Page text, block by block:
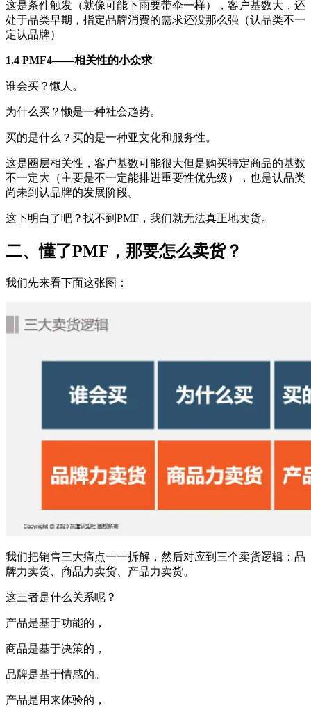
这是条件触发（就像可能下雨要带伞一样），客户基数大，还
处于品类早期，指定品牌消费的需求还没那么强（认品类不一
定认品牌）
1.4 PMF4——相关性的小众求
谁会买？懒人。
为什么买？懒是一种社会趋势。
买的是什么？买的是一种亚文化和服务性。
这是圈层相关性，客户基数可能很大但是购买特定商品的基数
不一定大（主要是不一定能排进重要性优先级），也是认品类
尚未到认品牌的发展阶段。
这下明白了吧？找不到PMF，我们就无法真正地卖货。
二、懂了PMF，那要怎么卖货？
我们先来看下面这张图：
我们把销售三大痛点一一拆解，然后对应到三个卖货逻辑：品
牌力卖货、商品力卖货、产品力卖货。
这三者是什么关系呢？
产品是基于功能的，
商品是基于决策的，
品牌是基于情感的。
产品是用来体验的，